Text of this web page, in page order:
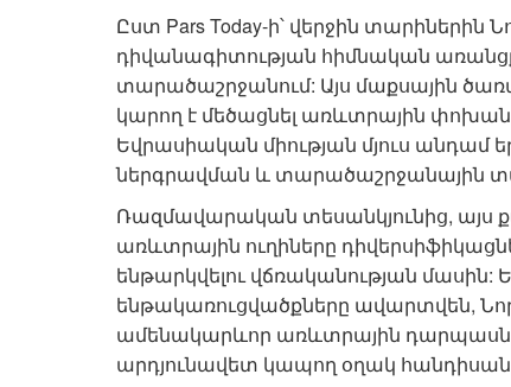
Ըստ Pars Today-ի՝ վերջին
դիվանագիտության հիմնական
տարածաշրջանում: Այս մաքսային
կարող է մեծացնել առևտրային
Եվրասիական միության մյուս անդամ
ներգրավման և տարածաշրջանային
Ռազմավարական տեսանկյունից, այս
առևտրային ուղիները
ենթարկվելու վճռականության
ենթակառուցվածքները ավարտվեն,
ամենակարևոր առևտրային
արդյունավետ կապող օղակ